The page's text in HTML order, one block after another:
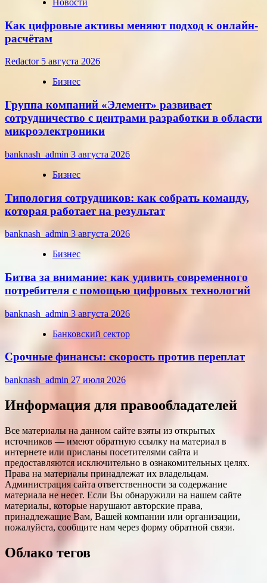
Новости
Как цифровые активы меняют подход к онлайн-
расчётам
Redactor 5 августа 2026
Бизнес
Группа компаний «Элемент» развивает
сотрудничество с центрами разработки в области
микроэлектроники
banknash_admin 3 августа 2026
Бизнес
Типология сотрудников: как собрать команду,
которая работает на результат
banknash_admin 3 августа 2026
Бизнес
Битва за внимание: как удивить современного
потребителя с помощью цифровых технологий
banknash_admin 3 августа 2026
Банковский сектор
Срочные финансы: скорость против переплат
banknash_admin 27 июля 2026
Информация для правообладателей
Все материалы на данном сайте взяты из открытых
источников — имеют обратную ссылку на материал в
интернете или присланы посетителями сайта и
предоставляются исключительно в ознакомительных целях.
Права на материалы принадлежат их владельцам.
Администрация сайта ответственности за содержание
материала не несет. Если Вы обнаружили на нашем сайте
материалы, которые нарушают авторские права,
принадлежащие Вам, Вашей компании или организации,
пожалуйста, сообщите нам через форму обратной связи.
Облако тегов